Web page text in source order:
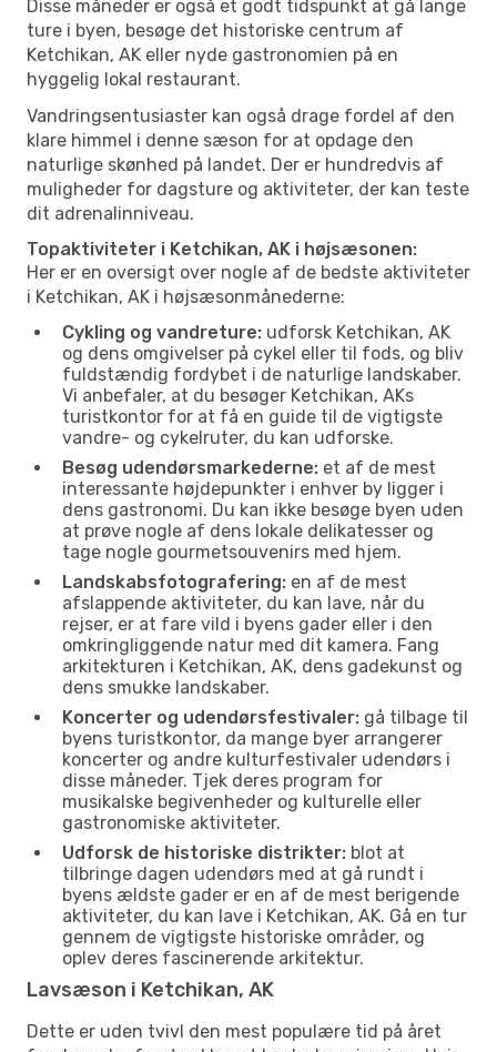
Disse måneder er også et godt tidspunkt at gå lange
ture i byen, besøge det historiske centrum af
Ketchikan, AK eller nyde gastronomien på en
hyggelig lokal restaurant.
Vandringsentusiaster kan også drage fordel af den
klare himmel i denne sæson for at opdage den
naturlige skønhed på landet. Der er hundredvis af
muligheder for dagsture og aktiviteter, der kan teste
dit adrenalinniveau.
Topaktiviteter i Ketchikan, AK i højsæsonen:
Her er en oversigt over nogle af de bedste aktiviteter
i Ketchikan, AK i højsæsonmånederne:
Cykling og vandreture: udforsk Ketchikan, AK
og dens omgivelser på cykel eller til fods, og bliv
fuldstændig fordybet i de naturlige landskaber.
Vi anbefaler, at du besøger Ketchikan, AKs
turistkontor for at få en guide til de vigtigste
vandre- og cykelruter, du kan udforske.
Besøg udendørsmarkederne: et af de mest
interessante højdepunkter i enhver by ligger i
dens gastronomi. Du kan ikke besøge byen uden
at prøve nogle af dens lokale delikatesser og
tage nogle gourmetsouvenirs med hjem.
Landskabsfotografering: en af de mest
afslappende aktiviteter, du kan lave, når du
rejser, er at fare vild i byens gader eller i den
omkringliggende natur med dit kamera. Fang
arkitekturen i Ketchikan, AK, dens gadekunst og
dens smukke landskaber.
Koncerter og udendørsfestivaler: gå tilbage til
byens turistkontor, da mange byer arrangerer
koncerter og andre kulturfestivaler udendørs i
disse måneder. Tjek deres program for
musikalske begivenheder og kulturelle eller
gastronomiske aktiviteter.
Udforsk de historiske distrikter: blot at
tilbringe dagen udendørs med at gå rundt i
byens ældste gader er en af de mest berigende
aktiviteter, du kan lave i Ketchikan, AK. Gå en tur
gennem de vigtigste historiske områder, og
oplev deres fascinerende arkitektur.
Lavsæson i Ketchikan, AK
Dette er uden tvivl den mest populære tid på året